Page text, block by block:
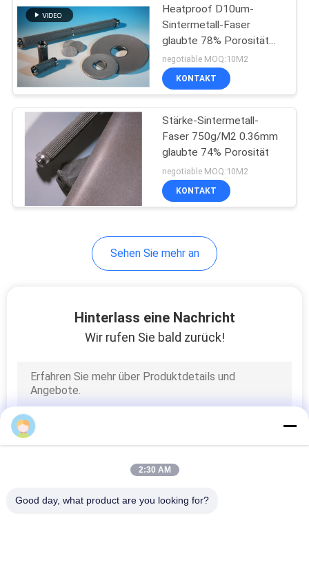
Leitfähiges Garn
Metallfaserbrenner
Metallfilter
Hastelloy Faser &
erhältlich
Heatproof D10um-
Sintermetall-Faser
glaubte 78% Porosität
für chemischen Filter
negotiable MOQ:10M2
KONTAKT
Stärke-Sintermetall-
Faser 750g/M2 0.36mm
glaubte 74% Porosität
negotiable MOQ:10M2
KONTAKT
Sehen Sie mehr an
Hinterlass eine Nachricht
Wir rufen Sie bald zurück!
2:30 AM
Good day, what product are you looking for?